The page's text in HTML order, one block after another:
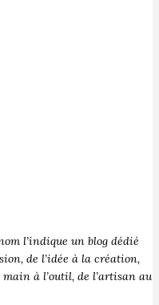
l’indique un blog dédié
de l’idée à la création,
à l’outil, de l’artisan au